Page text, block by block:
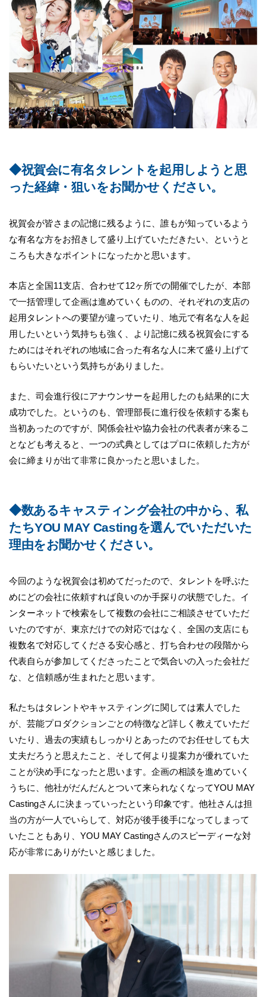
◆祝賀会に有名タレントを起用しようと思
った経緯・狙いをお聞かせください。
祝賀会が皆さまの記憶に残るように、誰もが知っているよう
な有名な方をお招きして盛り上げていただきたい、というと
ころも大きなポイントになったかと思います。
本店と全国11支店、合わせて12ヶ所での開催でしたが、本部
で一括管理して企画は進めていくものの、それぞれの支店の
起用タレントへの要望が違っていたり、地元で有名な人を起
用したいという気持ちも強く、より記憶に残る祝賀会にする
ためにはそれぞれの地域に合った有名な人に来て盛り上げて
もらいたいという気持ちがありました。
また、司会進行役にアナウンサーを起用したのも結果的に大
成功でした。というのも、管理部長に進行役を依頼する案も
当初あったのですが、関係会社や協力会社の代表者が来るこ
となども考えると、一つの式典としてはプロに依頼した方が
会に締まりが出て非常に良かったと思いました。
◆数あるキャスティング会社の中から、私
たちYOU MAY Castingを選んでいただいた
理由をお聞かせください。
今回のような祝賀会は初めてだったので、タレントを呼ぶた
めにどの会社に依頼すれば良いのか手探りの状態でした。イ
ンターネットで検索をして複数の会社にご相談させていただ
いたのですが、東京だけでの対応ではなく、全国の支店にも
複数名で対応してくださる安心感と、打ち合わせの段階から
代表自らが参加してくださったことで気合いの入った会社だ
な、と信頼感が生まれたと思います。
私たちはタレントやキャスティングに関しては素人でした
が、芸能プロダクションごとの特徴など詳しく教えていただ
いたり、過去の実績もしっかりとあったのでお任せしても大
丈夫だろうと思えたこと、そして何より提案力が優れていた
ことが決め手になったと思います。企画の相談を進めていく
うちに、他社がだんだんとついて来られなくなってYOU MAY
Castingさんに決まっていったという印象です。他社さんは担
当の方が一人でいらして、対応が後手後手になってしまって
いたこともあり、YOU MAY Castingさんのスピーディーな対
応が非常にありがたいと感じました。